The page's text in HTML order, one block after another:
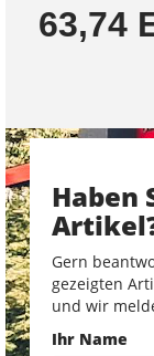
63,74
Haben
Gern
gezeigten
und wir
Ihr Name